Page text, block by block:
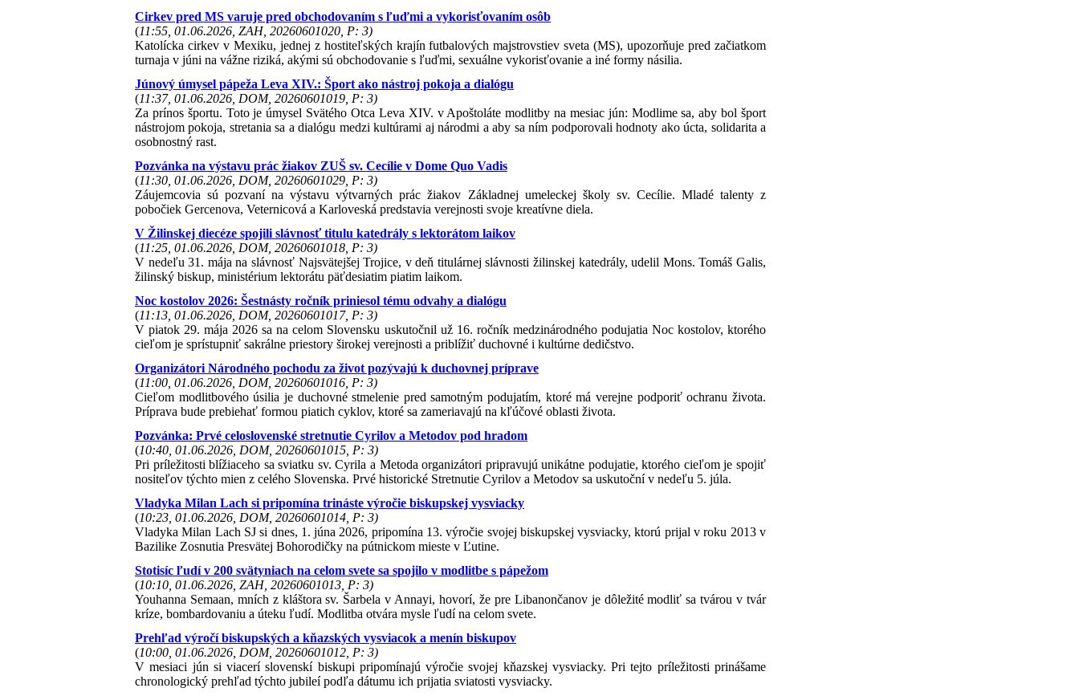
Cirkev pred MS varuje pred obchodovaním s ľuďmi a vykorisťovaním osôb
(11:55, 01.06.2026, ZAH, 20260601020, P: 3)
Katolícka cirkev v Mexiku, jednej z hostiteľských krajín futbalových majstrovstiev sveta (MS), upozorňuje pred začiatkom
turnaja v júni na vážne riziká, akými sú obchodovanie s ľuďmi, sexuálne vykorisťovanie a iné formy násilia.
Júnový úmysel pápeža Leva XIV.: Šport ako nástroj pokoja a dialógu
(11:37, 01.06.2026, DOM, 20260601019, P: 3)
Za prínos športu. Toto je úmysel Svätého Otca Leva XIV. v Apoštoláte modlitby na mesiac jún: Modlime sa, aby bol šport
nástrojom pokoja, stretania sa a dialógu medzi kultúrami aj národmi a aby sa ním podporovali hodnoty ako úcta, solidarita a
osobnostný rast.
Pozvánka na výstavu prác žiakov ZUŠ sv. Cecílie v Dome Quo Vadis
(11:30, 01.06.2026, DOM, 20260601029, P: 3)
Záujemcovia sú pozvaní na výstavu výtvarných prác žiakov Základnej umeleckej školy sv. Cecílie. Mladé talenty z
pobočiek Gercenova, Veternicová a Karloveská predstavia verejnosti svoje kreatívne diela.
V Žilinskej diecéze spojili slávnosť titulu katedrály s lektorátom laikov
(11:25, 01.06.2026, DOM, 20260601018, P: 3)
V nedeľu 31. mája na slávnosť Najsvätejšej Trojice, v deň titulárnej slávnosti žilinskej katedrály, udelil Mons. Tomáš Galis,
žilinský biskup, ministérium lektorátu päťdesiatim piatim laikom.
Noc kostolov 2026: Šestnásty ročník priniesol tému odvahy a dialógu
(11:13, 01.06.2026, DOM, 20260601017, P: 3)
V piatok 29. mája 2026 sa na celom Slovensku uskutočnil už 16. ročník medzinárodného podujatia Noc kostolov, ktorého
cieľom je sprístupniť sakrálne priestory širokej verejnosti a priblížiť duchovné i kultúrne dedičstvo.
Organizátori Národného pochodu za život pozývajú k duchovnej príprave
(11:00, 01.06.2026, DOM, 20260601016, P: 3)
Cieľom modlitbového úsilia je duchovné stmelenie pred samotným podujatím, ktoré má verejne podporiť ochranu života.
Príprava bude prebiehať formou piatich cyklov, ktoré sa zameriavajú na kľúčové oblasti života.
Pozvánka: Prvé celoslovenské stretnutie Cyrilov a Metodov pod hradom
(10:40, 01.06.2026, DOM, 20260601015, P: 3)
Pri príležitosti blížiaceho sa sviatku sv. Cyrila a Metoda organizátori pripravujú unikátne podujatie, ktorého cieľom je spojiť
nositeľov týchto mien z celého Slovenska. Prvé historické Stretnutie Cyrilov a Metodov sa uskutoční v nedeľu 5. júla.
Vladyka Milan Lach si pripomína trináste výročie biskupskej vysviacky
(10:23, 01.06.2026, DOM, 20260601014, P: 3)
Vladyka Milan Lach SJ si dnes, 1. júna 2026, pripomína 13. výročie svojej biskupskej vysviacky, ktorú prijal v roku 2013 v
Bazilike Zosnutia Presvätej Bohorodičky na pútnickom mieste v Ľutine.
Stotisíc ľudí v 200 svätyniach na celom svete sa spojilo v modlitbe s pápežom
(10:10, 01.06.2026, ZAH, 20260601013, P: 3)
Youhanna Semaan, mních z kláštora sv. Šarbela v Annayi, hovorí, že pre Libanončanov je dôležité modliť sa tvárou v tvár
kríze, bombardovaniu a úteku ľudí. Modlitba otvára mysle ľudí na celom svete.
Prehľad výročí biskupských a kňazských vysviacok a menín biskupov
(10:00, 01.06.2026, DOM, 20260601012, P: 3)
V mesiaci jún si viacerí slovenskí biskupi pripomínajú výročie svojej kňazskej vysviacky. Pri tejto príležitosti prinášame
chronologický prehľad týchto jubileí podľa dátumu ich prijatia sviatosti vysviacky.